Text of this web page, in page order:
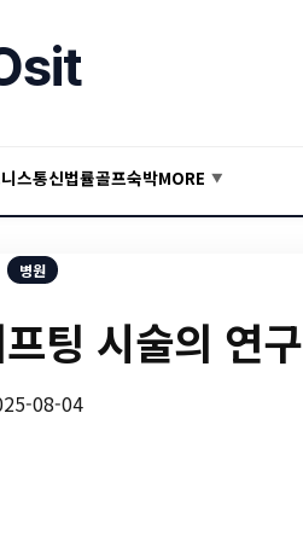
스통신법률골프숙박MORE ▼
병원
팅 시술의 연
08-04